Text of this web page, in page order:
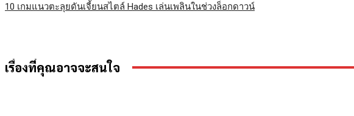
10 เกมแนวตะลุยดันเจี้ยนสไตล์ Hades เล่นเพลินในช่วงล็อกดาวน์
เรื่องที่คุณอาจจะสนใจ